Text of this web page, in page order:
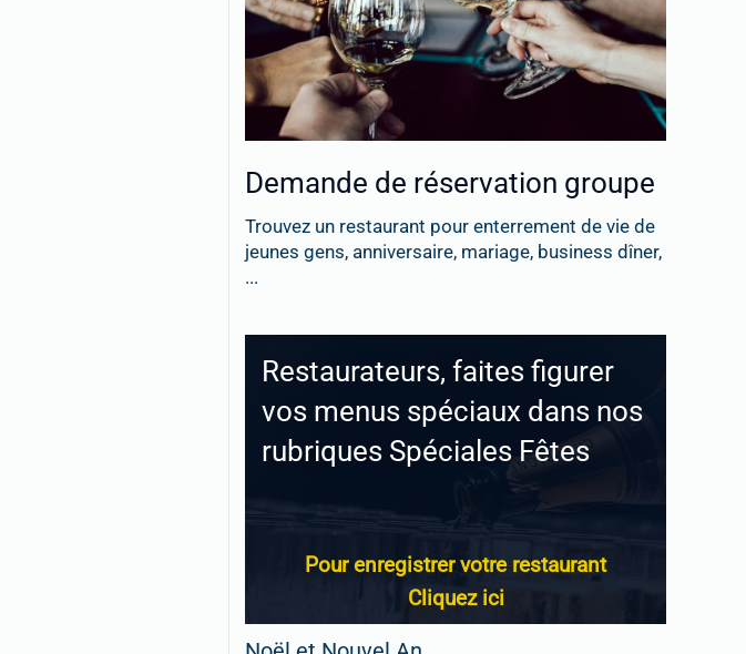
Demande de réservation groupe
Trouvez un restaurant pour enterrement de vie de
jeunes gens, anniversaire, mariage, business dîner,
...
Restaurateurs, faites figurer
vos menus spéciaux dans nos
rubriques Spéciales Fêtes
Pour enregistrer votre restaurant
Cliquez ici